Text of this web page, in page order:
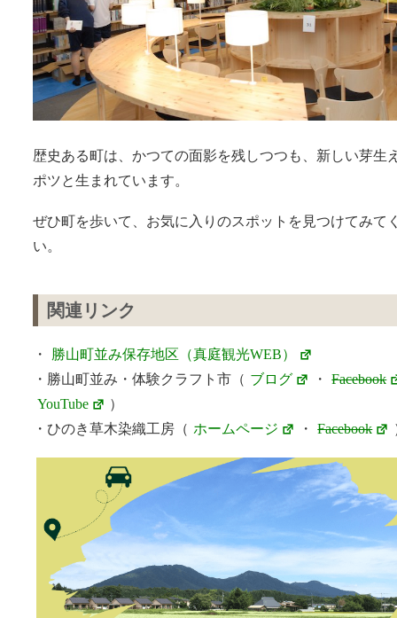
歴史ある町は、かつての面影を残しつつも、新しい芽生
ポツと生まれています。
ぜひ町を歩いて、お気に入りのスポットを見つけてみて
い。
関連リンク
・
勝山町並み保存地区（真庭観光WEB）
・勝山町並み・体験クラフト市（ ブログ ・
Facebook
YouTube
）
・ひのき草木染織工房（ ホームページ ・ Facebook